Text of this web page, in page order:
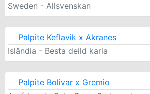
Sweden - Allsvenskan
Palpite Keflavik x Akranes
Islândia - Besta deild karla
Palpite Bolivar x Gremio